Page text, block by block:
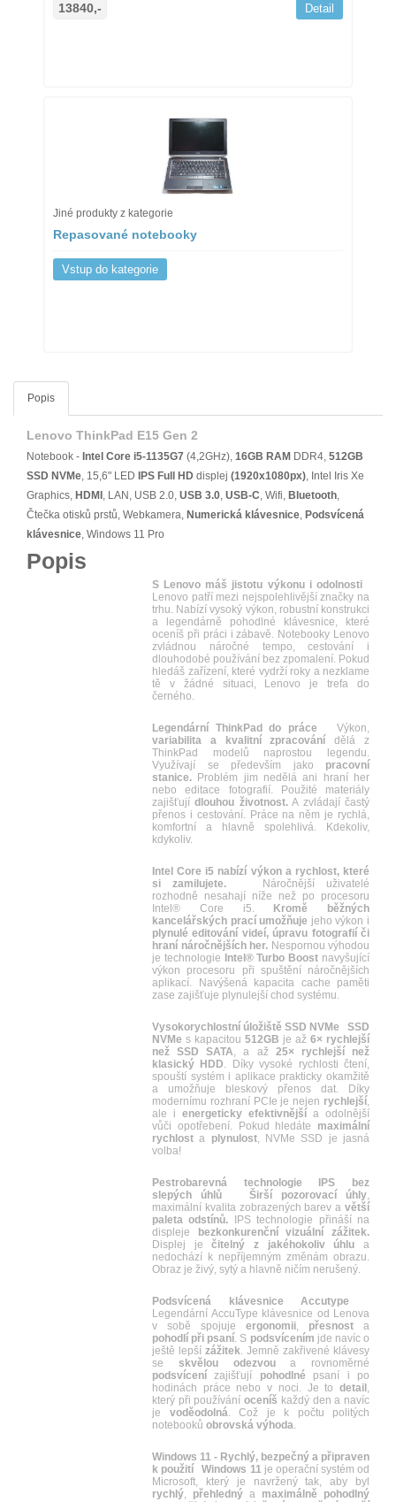
13840,- Detail
Jiné produkty z kategorie
Repasované notebooky
Vstup do kategorie
Popis
Lenovo ThinkPad E15 Gen 2
Notebook - Intel Core i5-1135G7 (4,2GHz), 16GB RAM DDR4, 512GB
SSD NVMe, 15,6" LED IPS Full HD displej (1920x1080px), Intel Iris Xe
Graphics, HDMI , LAN, USB 2.0, USB 3.0, USB-C, Wifi, Bluetooth,
Čtečka otisků prstů, Webkamera, Numerická klávesnice, Podsvícená
klávesnice, Windows 11 Pro
Popis
S Lenovo máš jistotu výkonu i odolnosti
Lenovo patří mezi nejspolehlivější značky na
trhu. Nabízí vysoký výkon, robustní konstrukci
a legendárně pohodlné klávesnice, které
oceníš při práci i zábavě. Notebooky Lenovo
zvládnou náročné tempo, cestování i
dlouhodobé používání bez zpomalení. Pokud
hledáš zařízení, které vydrží roky a nezklame
tě v žádné situaci, Lenovo je trefa do
černého.
Legendární ThinkPad do práce Výkon,
variabilita a kvalitní zpracování dělá z
ThinkPad modelů naprostou legendu.
Využívají se především jako pracovní
stanice. Problém jim nedělá ani hraní her
nebo editace fotografií. Použité materiály
zajišťujídlouhou životnost.A zvládají častý
přenos i cestování. Práce na něm je rychlá,
komfortní a hlavně spolehlivá. Kdekoliv,
kdykoliv.
Intel Core i5 nabízí výkon a rychlost, které
si zamilujete. Náročnější uživatelé
rozhodně nesahají níže než po procesoru
Intel® Core i5.
Kromě běžných
kancelářských prací umožňuje jeho výkon i
plynulé editování videí, úpravu fotografií či
hraní náročnějších her. Nespornou výhodou
je technologie
Intel® Turbo Boost navyšující
výkon procesoru při spuštění náročnějších
aplikací. Navýšená kapacita cache paměti
zase zajišťuje plynulejší chod systému.
Vysokorychlostní úložiště SSD NVMe
SSD
NVMe s kapacitou 512GB je až 6× rychlejší
než SSD SATA, a až 25× rychlejší než
klasický HDD. Díky vysoké rychlosti čtení,
spouští systém i aplikace prakticky okamžitě
a umožňuje bleskový přenos dat. Díky
modernímu rozhraní PCIe je nejen rychlejší,
ale i energeticky efektivnější a odolnější
vůči opotřebení. Pokud hledáte maximální
rychlost a plynulost, NVMe SSD je jasná
volba!
Pestrobarevná technologie IPS bez
slepých úhlů
Širší pozorovací úhly,
maximální kvalita zobrazených barev a větší
paleta odstínů. IPS technologie přináší na
displeje
bezkonkurenční vizuální zážitek.
Displej ječitelný z jakéhokoliv úhlu a
nedochází k nepříjemným změnám obrazu.
Obraz je živý, sytý a hlavně ničím nerušený.
Podsvícená klávesnice Accutype
Legendární AccuType klávesnice od Lenova
v sobě spojuje ergonomii, přesnost a
pohodlí při psaní. S podsvícením jde navíc o
ještě lepší zážitek. Jemně zakřivené klávesy
se skvělou odezvoua rovnoměrné
podsvícení zajišťují pohodlné psaní i po
hodinách práce nebo v noci. Je to detail ,
který při používáníoceníš každý den a navíc
je voděodolná. Což je k počtu politých
notebooků obrovská výhoda.
Windows 11 - Rychlý, bezpečný a připraven
k použití
Windows 11je operační systém od
Microsoft, který je navržený tak, aby byl
rychlý, přehledný a maximálně
pohodlný